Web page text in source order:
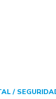
/